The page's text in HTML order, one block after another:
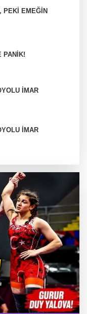
PEKİ EMEĞİN
PANİK!
İMAR
İMAR
?
Seferberliği